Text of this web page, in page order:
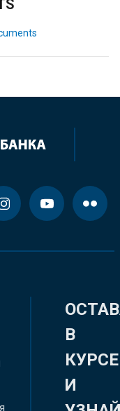
В
КУРСЕ
И